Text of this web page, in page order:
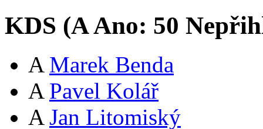
KDS (AAno: 50
A Marek Benda
A Pavel Kolář
A Jan Litomiský